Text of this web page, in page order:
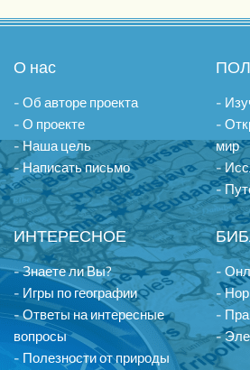
О нас
- Об авторе проекта
- О проекте
- Наша цель
- Написать письмо
-
-
мир
-
-
ИНТЕРЕСНОЕ
- Знаете ли Вы?
- Игры по географии
- Ответы на интересные
вопросы
- Полезности от природы
-
-
-
-